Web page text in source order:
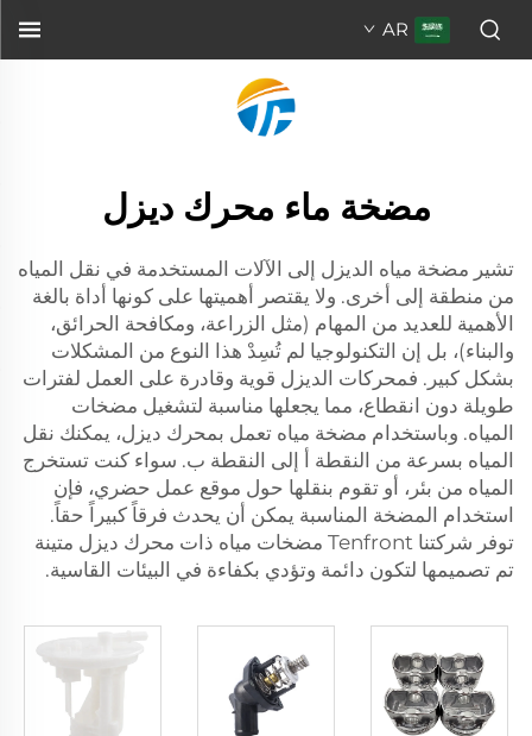
AR
مضخة ماء محرك ديزل
تشير مضخة مياه الديزل إلى الآلات المستخدمة في نقل المياه
من منطقة إلى أخرى. ولا يقتصر أهميتها على كونها أداة بالغة
الأهمية للعديد من المهام (مثل الزراعة، ومكافحة الحرائق،
والبناء)، بل إن التكنولوجيا لم تُسِدْ هذا النوع من المشكلات
بشكل كبير. فمحركات الديزل قوية وقادرة على العمل لفترات
طويلة دون انقطاع، مما يجعلها مناسبة لتشغيل مضخات
المياه. وباستخدام مضخة مياه تعمل بمحرك ديزل، يمكنك نقل
المياه بسرعة من النقطة أ إلى النقطة ب. سواء كنت تستخرج
المياه من بئر، أو تقوم بنقلها حول موقع عمل حضري، فإن
استخدام المضخة المناسبة يمكن أن يحدث فرقاً كبيراً حقاً.
توفر شركتنا Tenfront مضخات مياه ذات محرك ديزل متينة
تم تصميمها لتكون دائمة وتؤدي بكفاءة في البيئات القاسية.